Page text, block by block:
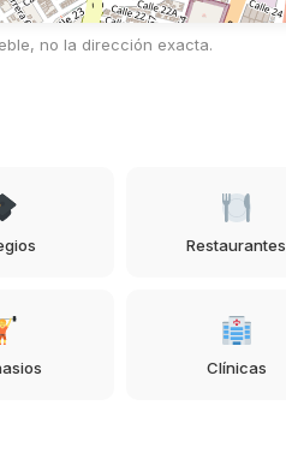
no la dirección exacta.
Restaurantes
Clínicas